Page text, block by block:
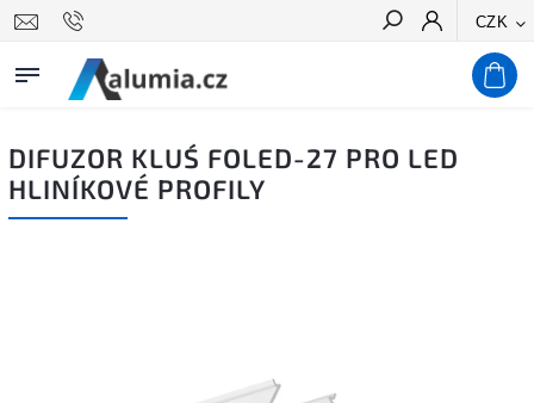
CZK
Hledat
DIFUZOR KLUŚ FOLED-27 PRO LED
HLINÍKOVÉ PROFILY